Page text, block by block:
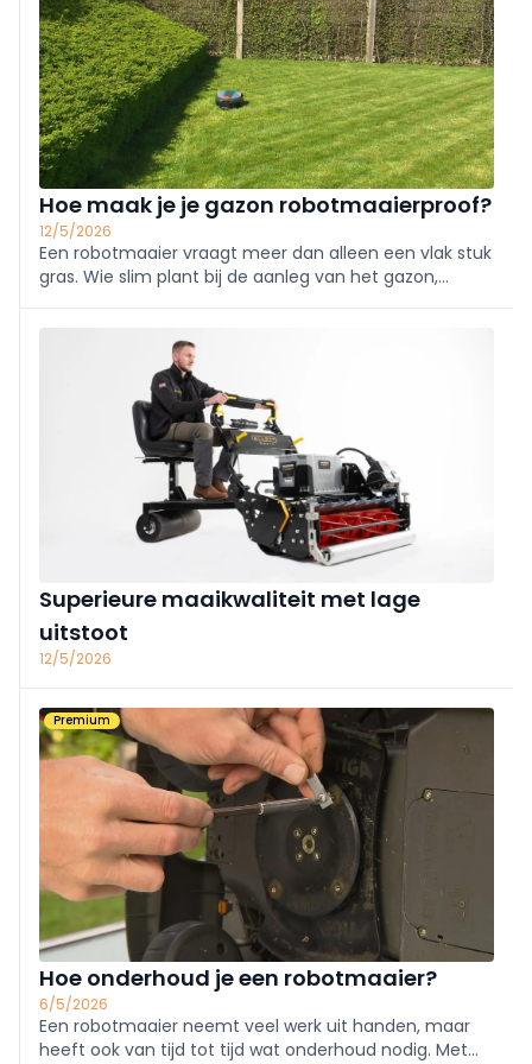
Hoe maak je je gazon robotmaaierproof?
12/5/2026
Een robotmaaier vraagt meer dan alleen een vlak stuk
gras. Wie slim plant bij de aanleg van het gazon,
doorgangen en obstakels: zo maak je je tuin écht
robotmaaierproof.
Superieure maaikwaliteit met lage
uitstoot
12/5/2026
Premium
Hoe onderhoud je een robotmaaier?
6/5/2026
Een robotmaaier neemt veel werk uit handen, maar
heeft ook van tijd tot tijd wat onderhoud nodig. Met